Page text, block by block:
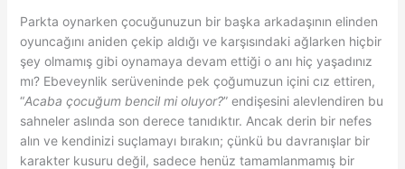
Parkta oynarken çocuğunuzun bir başka arkadaşının elinden
oyuncağını aniden çekip aldığı ve karşısındaki ağlarken hiçbir
şey olmamış gibi oynamaya devam ettiği o anı hiç yaşadınız
mı? Ebeveynlik serüveninde pek çoğumuzun içini cız ettiren,
“Acaba çocuğum bencil mi oluyor?” endişesini alevlendiren bu
sahneler aslında son derece tanıdıktır. Ancak derin bir nefes
alın ve kendinizi suçlamayı bırakın; çünkü bu davranışlar bir
karakter kusuru değil, sadece henüz tamamlanmamış bir